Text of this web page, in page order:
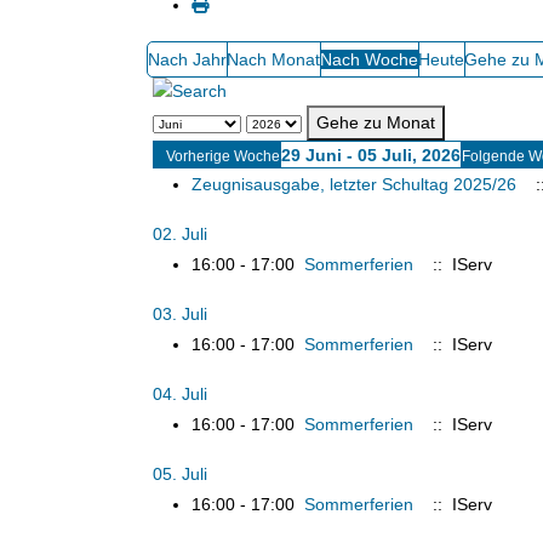
Nach JahrNach MonatNach WocheHeuteGehe zu
Gehe zu Monat
Vorherige Woche29 Juni - 05 Juli, 2026 Folgende
Zeugnisausgabe, letzter Schultag 2025/26
02. Juli
16:00 - 17:00 Sommerferien :: IServ
03. Juli
16:00 - 17:00 Sommerferien :: IServ
04. Juli
16:00 - 17:00 Sommerferien :: IServ
05. Juli
16:00 - 17:00 Sommerferien :: IServ